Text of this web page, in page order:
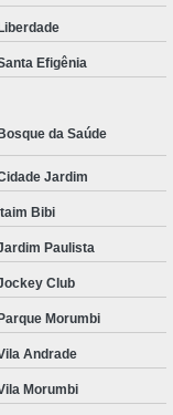
Liberdade
Efigênia
Bosque da Saúde
Jardim
Itaim Bibi
Paulista
Club
Parque Morumbi
Andrade
Morumbi